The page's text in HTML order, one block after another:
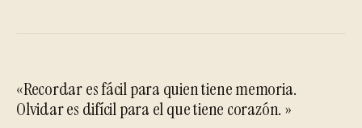
«Recordar es fácil para quien tiene memoria.
Olvidar es difícil para el que tiene corazón. »